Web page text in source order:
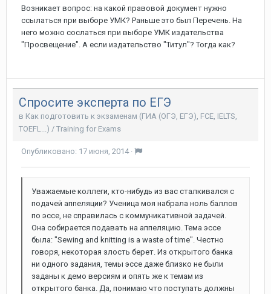
Возникает вопрос: на какой правовой документ нужно
ссылаться при выборе УМК? Раньше это был Перечень. На
него можно сослаться при выборе УМК издательства
"Просвещение". А если издательство "Титул"? Тогда как?
Спросите эксперта по ЕГЭ
в Как подготовить к экзаменам (ГИА (ОГЭ, ЕГЭ), FCE, IELTS,
TOEFL...) / Training for Exams
Опубликовано: 17 июня, 2014·
Уважаемые коллеги, кто-нибудь из вас сталкивался с
подачей аппеляции? Ученица моя набрала ноль баллов
по эссе, не справилась с коммуникативной задачей.
Она собирается подавать на аппеляцию. Тема эссе
была: "Sewing and knitting is a waste of time". Честно
говоря, некоторая злость берет. Из открытого банка
ни одного задания, темы эссе даже близко не были
заданы к демо версиям и опять же к темам из
открытого банка. Да, понимаю что поступать должны